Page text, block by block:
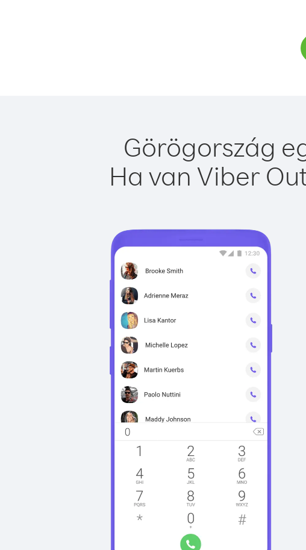
Görögország
Ha van Viber